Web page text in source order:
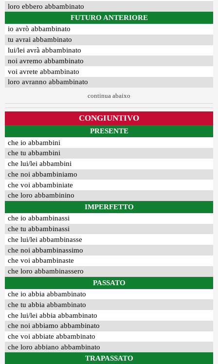
loro ebbero abbambinato
FUTURO ANTERIORE
io avrò abbambinato
tu avrai abbambinato
lui/lei avrà abbambinato
noi avremo abbambinato
voi avrete abbambinato
loro avranno abbambinato
continua abaixo
CONGIUNTIVO
PRESENTE
che io abbambini
che tu abbambini
che lui/lei abbambini
che noi abbambiniamo
che voi abbambiniate
che loro abbambinino
IMPERFETTO
che io abbambinassi
che tu abbambinassi
che lui/lei abbambinasse
che noi abbambinassimo
che voi abbambinaste
che loro abbambinassero
PASSATO
che io abbia abbambinato
che tu abbia abbambinato
che lui/lei abbia abbambinato
che noi abbiamo abbambinato
che voi abbiate abbambinato
che loro abbiano abbambinato
TRAPASSATO